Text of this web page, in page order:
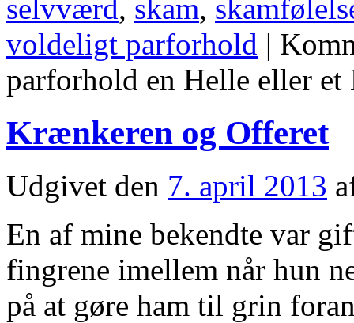
selvværd, skam,
voldeligt parforhold |
parforhold en Helle eller et
Krænkeren og Offeret
Udgivet den 7. april 2013
En af mine bekendte var
fingrene imellem når hun
på at gøre ham til grin